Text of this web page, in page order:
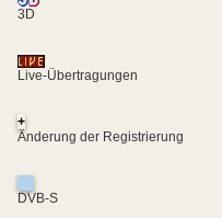
3D
Live-Übertragungen
+
Änderung der Registrierung
DVB-S